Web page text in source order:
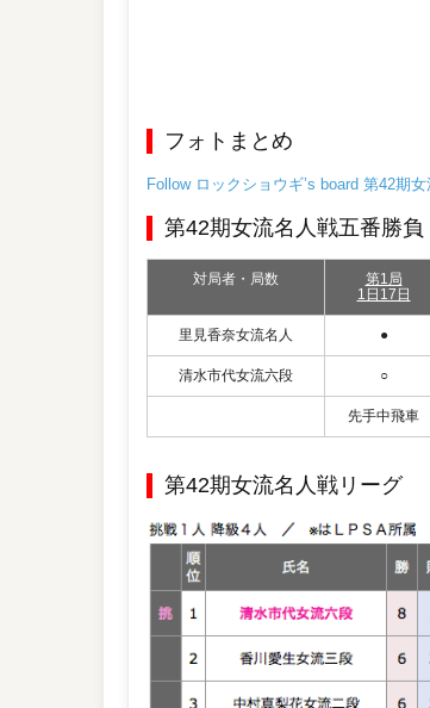
フォトまとめ
Follow ロックショウギ’s board 第42期
第42期女流名人戦五番勝負
対局者・局数
第1局
1日17日
里見香奈女流名人 ●
清水市代女流六段 ○
先手中飛車
第42期女流名人戦リーグ